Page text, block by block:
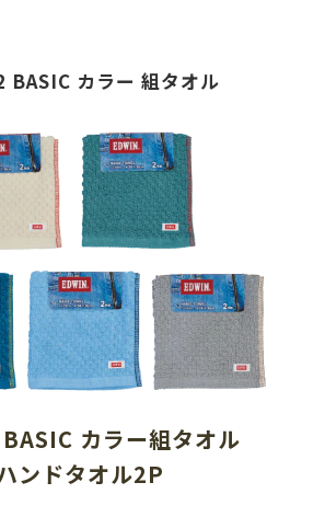
BASIC カラー 組タオル
カラー組タオル
ンドタオル2P